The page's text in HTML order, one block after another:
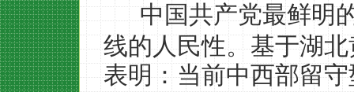
中国共产党最鲜明
线的人民性。基于湖
表明：当前中西部留